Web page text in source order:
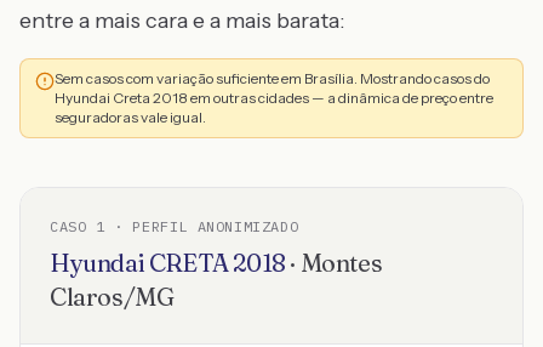
entre a mais cara e a mais barata:
Sem casos com variação suficiente em Brasília. Mostrando casos do
Hyundai Creta 2018 em outras cidades — a dinâmica de preço entre
seguradoras vale igual.
CASO 1 · PERFIL ANONIMIZADO
Hyundai CRETA2018 · Montes
Claros/MG